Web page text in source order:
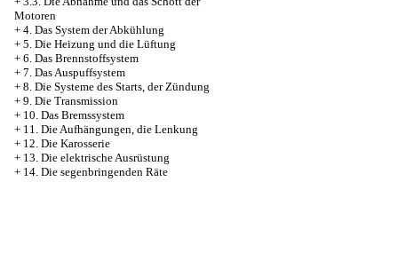
Motoren
+ 4. Das System der Abkühlung
+ 5. Die Heizung und die Lüftung
+ 6. Das Brennstoffsystem
+ 7. Das Auspuffsystem
+ 8. Die Systeme des Starts, der Zündung
+ 9. Die Transmission
+ 10. Das Bremssystem
+ 11. Die Aufhängungen, die Lenkung
+ 12. Die Karosserie
+ 13. Die elektrische Ausrüstung
+ 14. Die segenbringenden Räte